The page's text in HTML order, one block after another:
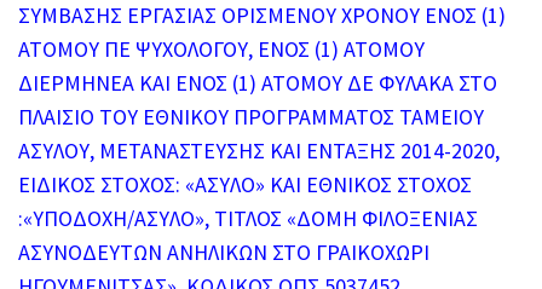
ΣΥΜΒΑΣΗΣ ΕΡΓΑΣΙΑΣ ΟΡΙΣΜΕΝΟΥ ΧΡΟΝΟΥ ΕΝΟΣ (1)
ΑΤΟΜΟΥ ΠΕ ΨΥΧΟΛΟΓΟΥ, ΕΝΟΣ (1) ΑΤΟΜΟΥ
ΔΙΕΡΜΗΝΕΑ ΚΑΙ ΕΝΟΣ (1) ΑΤΟΜΟΥ ΔΕ ΦΥΛΑΚΑ ΣΤΟ
ΠΛΑΙΣΙΟ ΤΟΥ ΕΘΝΙΚΟΥ ΠΡΟΓΡΑΜΜΑΤΟΣ ΤΑΜΕΙΟΥ
ΑΣΥΛΟΥ, ΜΕΤΑΝΑΣΤΕΥΣΗΣ ΚΑΙ ΕΝΤΑΞΗΣ 2014-2020,
ΕΙΔΙΚΟΣ ΣΤΟΧΟΣ: «ΑΣΥΛΟ» ΚΑΙ ΕΘΝΙΚΟΣ ΣΤΟΧΟΣ
:«ΥΠΟΔΟΧΗ/ΑΣΥΛΟ», ΤΙΤΛΟΣ «ΔΟΜΗ ΦΙΛΟΞΕΝΙΑΣ
ΑΣΥΝΟΔΕΥΤΩΝ ΑΝΗΛΙΚΩΝ ΣΤΟ ΓΡΑΙΚΟΧΩΡΙ